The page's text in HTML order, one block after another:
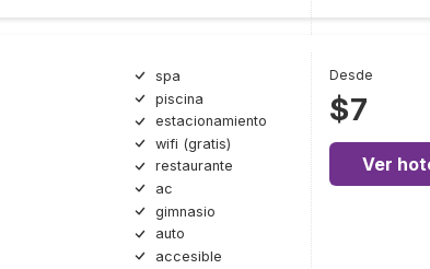
spa
piscina
estacionamiento
wifi (gratis)
restaurante
ac
gimnasio
auto
accesible
Desde
$7
Ver